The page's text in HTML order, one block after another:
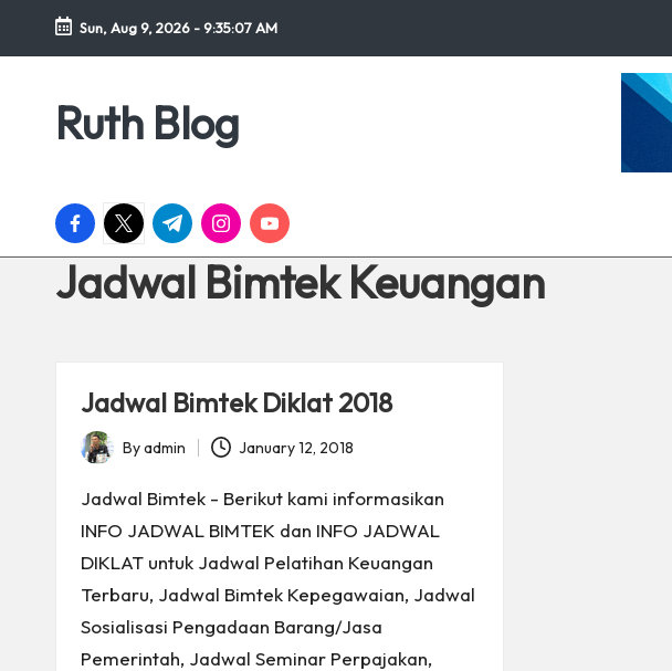
Skip
Sun, Aug 9, 2026 -9:35:08 AM
Ruth Blog
Ruth
Blog
facebook.com
twitter.com
t.me instagram.com
youtube.com
Jadwal Bimtek Keuangan
Jadwal Bimtek Diklat 2018
Posted
Byadmin January 12, 2018
Jadwal Bimtek - Berikut kami informasikan
INFO JADWAL BIMTEK dan INFO JADWAL
DIKLAT untuk Jadwal Pelatihan Keuangan
Terbaru, Jadwal Bimtek Kepegawaian, Jadwal
Sosialisasi Pengadaan Barang/Jasa
Pemerintah, Jadwal Seminar Perpajakan,